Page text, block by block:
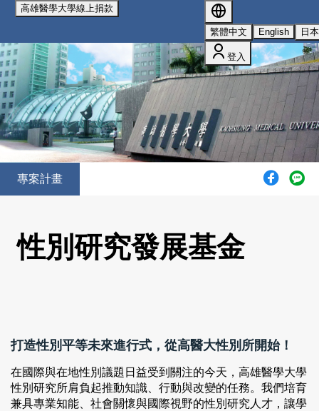
我們使用 cookies 來提升您的瀏覽體驗並分析網站流量。
欲了解更多有關我們使用
cookies 的詳情，請參閱我們的 隱私權政策 。
全部拒絕 接受所有 Cookie
高雄醫學大學線上捐款
繁體中文 English 日
登入
專案計畫
性別研究發展基金
打造性別平等未來進行式，從高醫大性別所開始！
在國際與在地性別議題日益受到關注的今天，高雄醫學大學
性別研究所肩負起推動知識、行動與改變的任務。我們培育
兼具專業知能、社會關懷與國際視野的性別研究人才，讓學